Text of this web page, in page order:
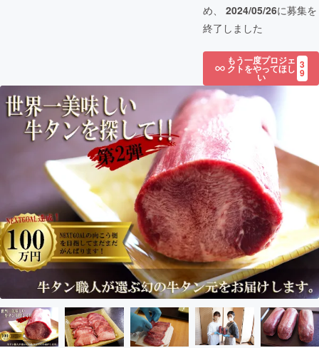
め、 2024/05/26に募集を
終了しました
もう一度プロジェ
クトをやってほし
い
3
9